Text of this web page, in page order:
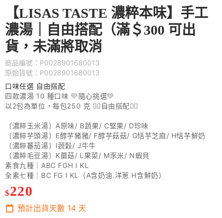
【LISAS TASTE 濃粹本味】手工
濃湯｜自由搭配（滿＄300 可出
貨，未滿將取消
商品編號：P0028901680013
原始貨號：P0028901680013
口味任選 自由搭配
四款濃湯 10 種口味 💛隨心挑選💛
以2包為單位，每包250 克 👉🏻自由搭配👈🏻
〔濃粹玉米湯〕A原味/ B蔬果/ C堅果/ D珍味
〔濃粹芋頭湯〕E醇芋豬豬/ F醇芋菇菇/ G恬芋芝麻/ H恬芋鮮奶
〔濃粹蕃茄湯〕I蔬穀/ J牛牛
〔濃粹毛豆湯〕K蘑菇/ L果菜/ M豕米/ N蝦貝
素食九種｜ABC FGH I KL
全素七種｜BC FG I KL（A含奶油.洋蔥 H含鮮奶）
$220
預計出貨天數 14 天